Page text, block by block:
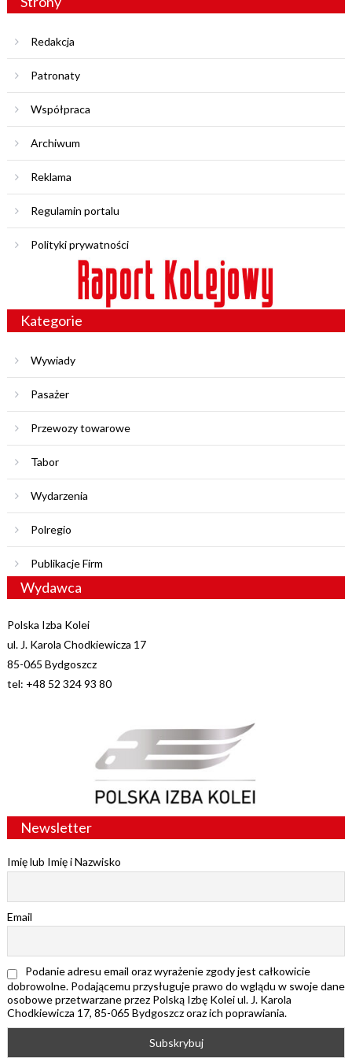
Redakcja
Patronaty
Współpraca
Archiwum
Reklama
Regulamin portalu
Polityki prywatności
Kategorie
Wywiady
Pasażer
Przewozy towarowe
Tabor
Wydarzenia
Polregio
Publikacje Firm
Wydawca
Polska Izba Kolei
ul. J. Karola Chodkiewicza 17
85-065 Bydgoszcz
tel: +48 52 324 93 80
Newsletter
Imię lub Imię i Nazwisko
Email
Podanie adresu email oraz wyrażenie zgody jest całkowicie
dobrowolne. Podającemu przysługuje prawo do wglądu w swoje dane
osobowe przetwarzane przez Polską Izbę Kolei ul. J. Karola
Chodkiewicza 17, 85-065 Bydgoszcz oraz ich poprawiania.